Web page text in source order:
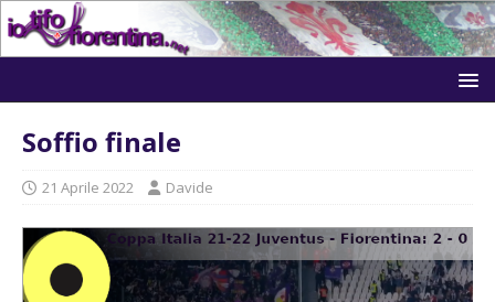
Soffio finale
21 Aprile 2022 Davide